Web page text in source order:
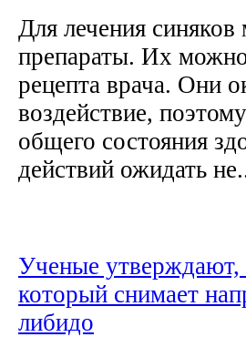
Для лечения
препараты. Их
рецепта врача. Они
воздействие,
общего состояния
действий ожидать
Ученые утверждают,
который снимает
либидо